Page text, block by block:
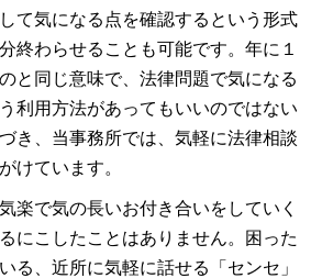
て気になる点を確認するという形式
終わらせることも可能です。年に１
と同じ意味で、法律問題で気になる
利用方法があってもいいのではない
き、当事務所では、気軽に法律相談
けています。
楽で気の長いお付き合いをしていく
にこしたことはありません。困った
る、近所に気軽に話せる「センセ」